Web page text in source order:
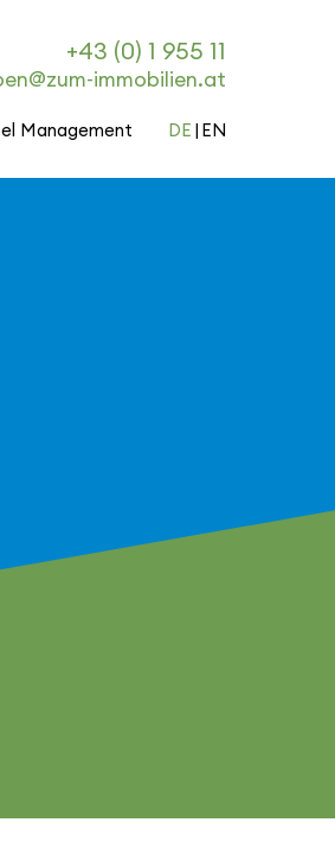
Management DE EN
+43 (0) 1 955 11
immobilien.at